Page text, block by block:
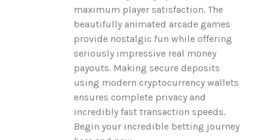
maximum player satisfaction. The
beautifully animated arcade games
provide nostalgic fun while offering
seriously impressive real money
payouts. Making secure deposits
using modern cryptocurrency wallets
ensures complete privacy and
incredibly fast transaction speeds.
Begin your incredible betting journey